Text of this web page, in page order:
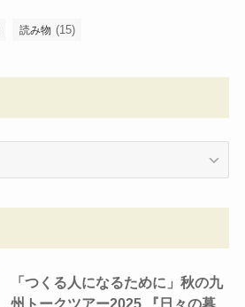
読み物 (15)
「つくる人になるために」秋の九